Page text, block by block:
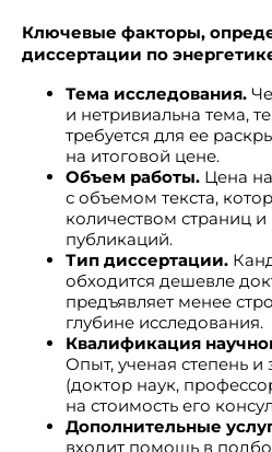
Ключевые факторы,
диссертации по
Тема исследования.
и нетривиальна тема,
требуется для ее
на итоговой цене.
Объем работы. Цена
с объемом текста,
количеством страниц
публикаций.
Тип диссертации.
обходится дешевле
предъявляет менее
глубине исследования.
Квалификация
Опыт, ученая степень и
(доктор наук,
на стоимость его
Дополнительные
входит помощь в